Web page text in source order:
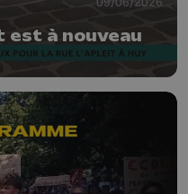
est à nouveau